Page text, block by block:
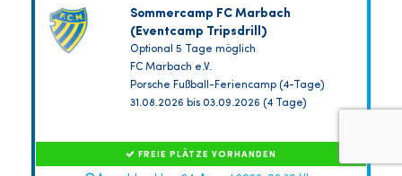
Sommercamp FC Marbach
(Eventcamp Tripsdrill)
Optional 5 Tage möglich
FC Marbach e.V.
Porsche Fußball-Feriencamp (4-Tage)
31.08.2026 bis 03.09.2026 (4 Tage)
FREIE PLÄTZE VORHANDEN